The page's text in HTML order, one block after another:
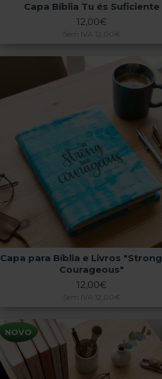
Capa Bíblia Tu és Suficiente
12,00€
Sem IVA:12,00€
Capa para Bíblia e Livros
Courageous"
12,00€
Sem IVA:12,00€
NOVO